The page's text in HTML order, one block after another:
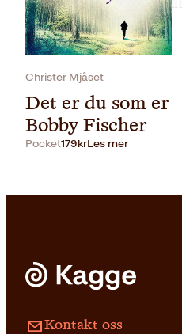
Christer Mjåset
Det er du som er
Bobby Fischer
Pocket179krLes mer
Kontakt oss